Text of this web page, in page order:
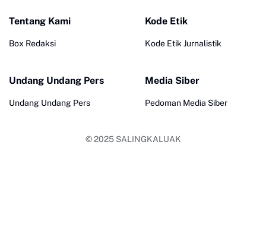
Tentang Kami
Box Redaksi
Kode Etik
Kode Etik Jurnalistik
Undang Undang Pers
Undang Undang Pers
Media Siber
Pedoman Media Siber
© 2025 SALINGKALUAK